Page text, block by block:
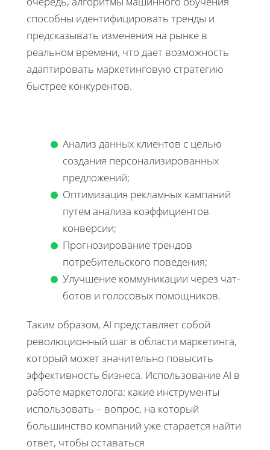
способны идентифицировать тренды и
предсказывать изменения на рынке в
реальном времени, что дает возможность
адаптировать маркетинговую стратегию
быстрее конкурентов.
Анализ данных клиентов с целью
создания персонализированных
предложений;
Оптимизация рекламных кампаний
путем анализа коэффициентов
конверсии;
Прогнозирование трендов
потребительского поведения;
Улучшение коммуникации через чат-
ботов и голосовых помощников.
Таким образом, AI представляет собой
революционный шаг в области маркетинга,
который может значительно повысить
эффективность бизнеса. Использование AI в
работе маркетолога: какие инструменты
использовать – вопрос, на который
большинство компаний уже старается найти
ответ, чтобы оставаться